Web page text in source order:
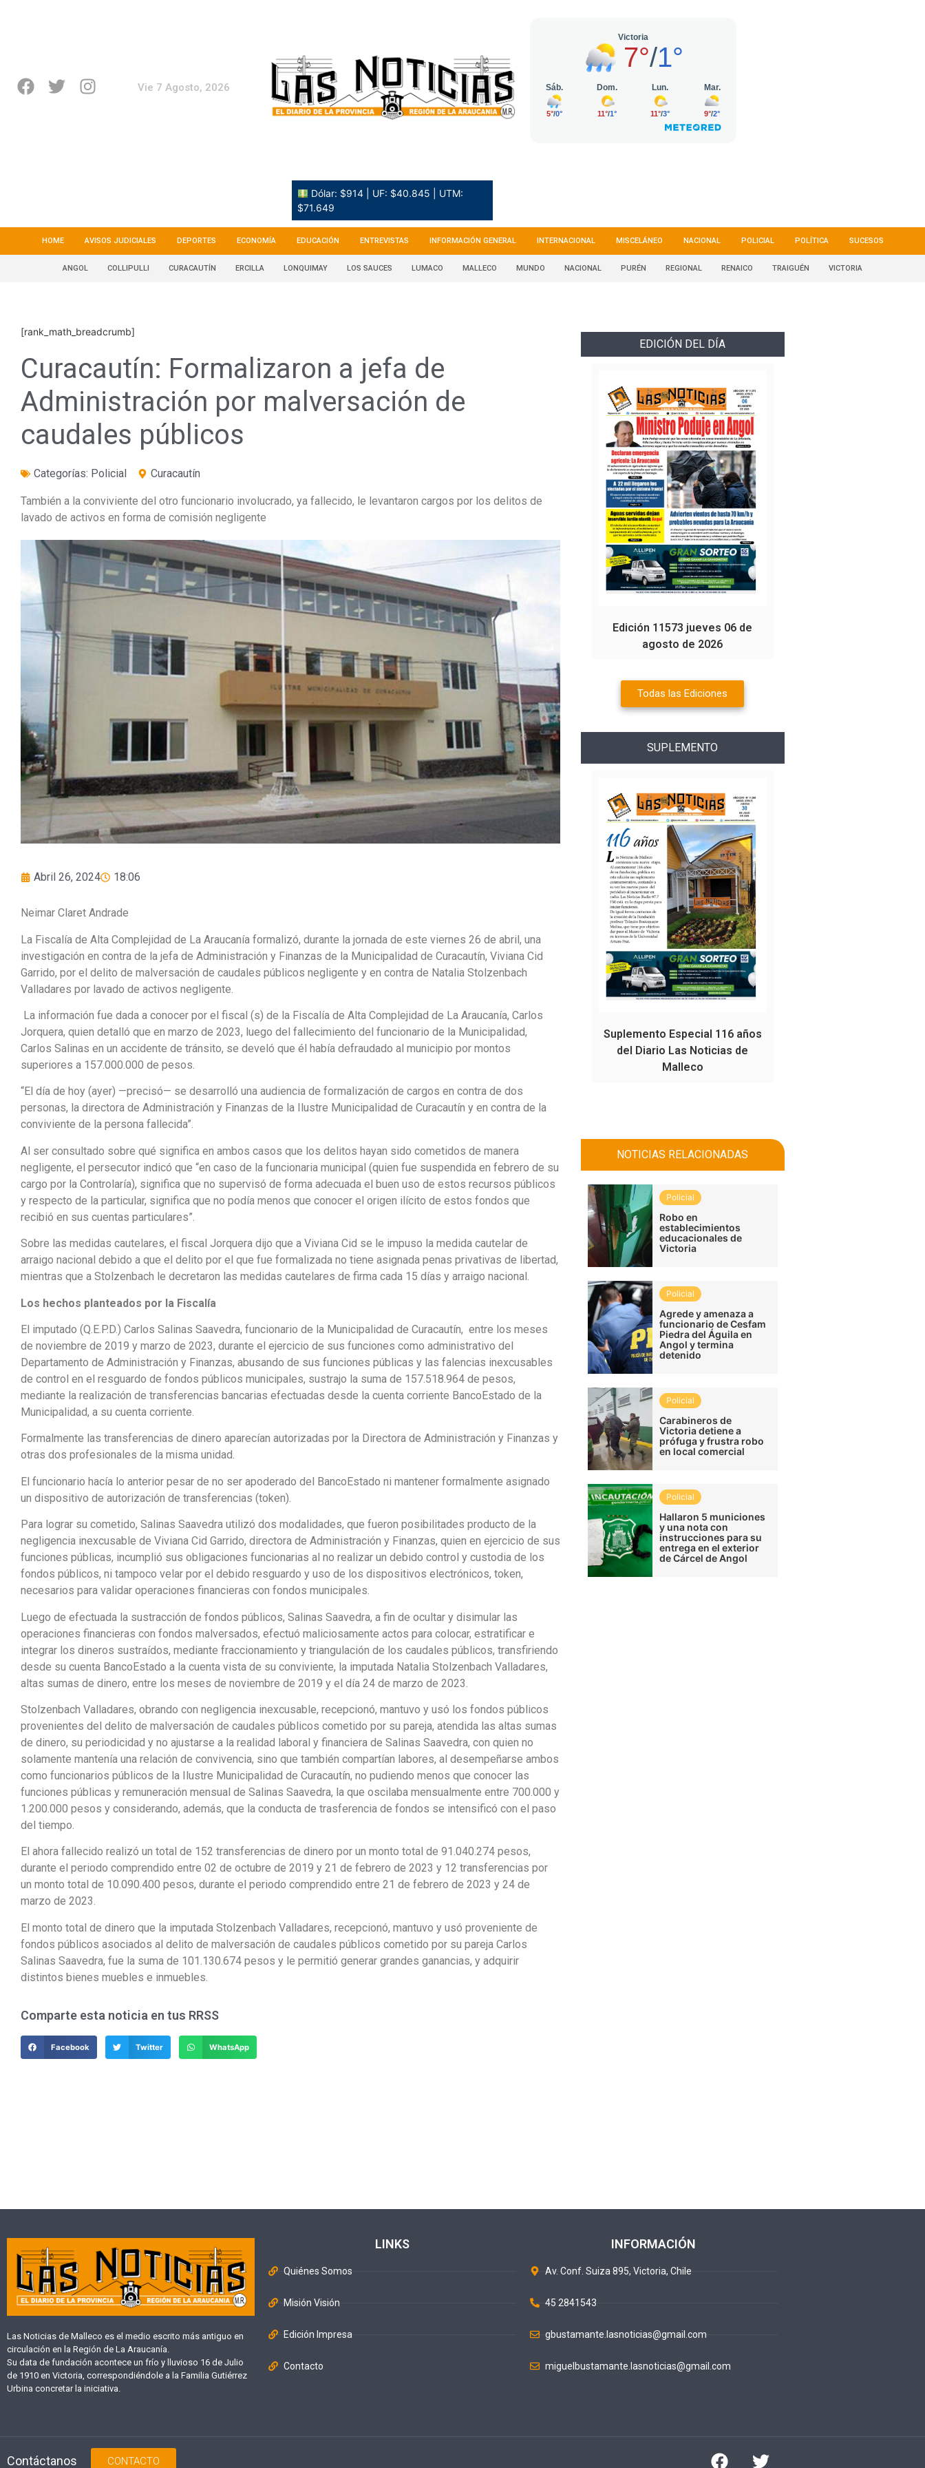
Vie 7 Agosto, 2026
Dólar: $914 | UF: $40.845 | UTM:
$71.649
HOME AVISOS JUDICIALES DEPORTES ECONOMÍA EDUCACIÓN ENTREVISTAS INFORMACIÓN GENERAL INTERNACIONAL MISCELÁNEO NACIONAL POLICIAL POLÍTICA SUCESOS
ANGOL COLLIPULLI CURACAUTÍN ERCILLA LONQUIMAY LOS SAUCES LUMACO MALLECO MUNDO NACIONAL PURÉN REGIONAL RENAICO TRAIGUÉN VICTORIA
[rank_math_breadcrumb]
Curacautín: Formalizaron a jefa de
Administración por malversación de
caudales públicos
Categorías: Policial Curacautín
También a la conviviente del otro funcionario involucrado, ya fallecido, le levantaron cargos por los delitos de
lavado de activos en forma de comisión negligente
Abril 26, 2024 18:06
Neimar Claret Andrade
La Fiscalía de Alta Complejidad de La Araucanía formalizó, durante la jornada de este viernes 26 de abril, una
investigación en contra de la jefa de Administración y Finanzas de la Municipalidad de Curacautín, Viviana Cid
Garrido, por el delito de malversación de caudales públicos negligente y en contra de Natalia Stolzenbach
Valladares por lavado de activos negligente.
La información fue dada a conocer por el fiscal (s) de la Fiscalía de Alta Complejidad de La Araucanía, Carlos
Jorquera, quien detalló que en marzo de 2023, luego del fallecimiento del funcionario de la Municipalidad,
Carlos Salinas en un accidente de tránsito, se develó que él había defraudado al municipio por montos
superiores a 157.000.000 de pesos.
“El día de hoy (ayer) —precisó— se desarrolló una audiencia de formalización de cargos en contra de dos
personas, la directora de Administración y Finanzas de la Ilustre Municipalidad de Curacautín y en contra de la
conviviente de la persona fallecida”.
Al ser consultado sobre qué significa en ambos casos que los delitos hayan sido cometidos de manera
negligente, el persecutor indicó que “en caso de la funcionaria municipal (quien fue suspendida en febrero de su
cargo por la Controlaría), significa que no supervisó de forma adecuada el buen uso de estos recursos públicos
y respecto de la particular, significa que no podía menos que conocer el origen ilícito de estos fondos que
recibió en sus cuentas particulares”.
Sobre las medidas cautelares, el fiscal Jorquera dijo que a Viviana Cid se le impuso la medida cautelar de
arraigo nacional debido a que el delito por el que fue formalizada no tiene asignada penas privativas de libertad,
mientras que a Stolzenbach le decretaron las medidas cautelares de firma cada 15 días y arraigo nacional.
Los hechos planteados por la Fiscalía
El imputado (Q.E.P.D.) Carlos Salinas Saavedra, funcionario de la Municipalidad de Curacautín, entre los meses
de noviembre de 2019 y marzo de 2023, durante el ejercicio de sus funciones como administrativo del
Departamento de Administración y Finanzas, abusando de sus funciones públicas y las falencias inexcusables
de control en el resguardo de fondos públicos municipales, sustrajo la suma de 157.518.964 de pesos,
mediante la realización de transferencias bancarias efectuadas desde la cuenta corriente BancoEstado de la
Municipalidad, a su cuenta corriente.
Formalmente las transferencias de dinero aparecían autorizadas por la Directora de Administración y Finanzas y
otras dos profesionales de la misma unidad.
El funcionario hacía lo anterior pesar de no ser apoderado del BancoEstado ni mantener formalmente asignado
un dispositivo de autorización de transferencias (token).
Para lograr su cometido, Salinas Saavedra utilizó dos modalidades, que fueron posibilitades producto de la
negligencia inexcusable de Viviana Cid Garrido, directora de Administración y Finanzas, quien en ejercicio de sus
funciones públicas, incumplió sus obligaciones funcionarias al no realizar un debido control y custodia de los
fondos públicos, ni tampoco velar por el debido resguardo y uso de los dispositivos electrónicos, token,
necesarios para validar operaciones financieras con fondos municipales.
Luego de efectuada la sustracción de fondos públicos, Salinas Saavedra, a fin de ocultar y disimular las
operaciones financieras con fondos malversados, efectuó maliciosamente actos para colocar, estratificar e
integrar los dineros sustraídos, mediante fraccionamiento y triangulación de los caudales públicos, transfiriendo
desde su cuenta BancoEstado a la cuenta vista de su conviviente, la imputada Natalia Stolzenbach Valladares,
altas sumas de dinero, entre los meses de noviembre de 2019 y el día 24 de marzo de 2023.
Stolzenbach Valladares, obrando con negligencia inexcusable, recepcionó, mantuvo y usó los fondos públicos
provenientes del delito de malversación de caudales públicos cometido por su pareja, atendida las altas sumas
de dinero, su periodicidad y no ajustarse a la realidad laboral y financiera de Salinas Saavedra, con quien no
solamente mantenía una relación de convivencia, sino que también compartían labores, al desempeñarse ambos
como funcionarios públicos de la Ilustre Municipalidad de Curacautín, no pudiendo menos que conocer las
funciones públicas y remuneración mensual de Salinas Saavedra, la que oscilaba mensualmente entre 700.000 y
1.200.000 pesos y considerando, además, que la conducta de trasferencia de fondos se intensificó con el paso
del tiempo.
El ahora fallecido realizó un total de 152 transferencias de dinero por un monto total de 91.040.274 pesos,
durante el periodo comprendido entre 02 de octubre de 2019 y 21 de febrero de 2023 y 12 transferencias por
un monto total de 10.090.400 pesos, durante el periodo comprendido entre 21 de febrero de 2023 y 24 de
marzo de 2023.
El monto total de dinero que la imputada Stolzenbach Valladares, recepcionó, mantuvo y usó proveniente de
fondos públicos asociados al delito de malversación de caudales públicos cometido por su pareja Carlos
Salinas Saavedra, fue la suma de 101.130.674 pesos y le permitió generar grandes ganancias, y adquirir
distintos bienes muebles e inmuebles.
Comparte esta noticia en tus RRSS
Facebook Twitter WhatsApp
EDICIÓN DEL DÍA
Edición 11573 jueves 06 de
agosto de 2026
Todas las Ediciones
SUPLEMENTO
Suplemento Especial 116 años
del Diario Las Noticias de
Malleco
NOTICIAS RELACIONADAS
Policial
Robo en
establecimientos
educacionales de
Victoria
Policial
Agrede y amenaza a
funcionario de Cesfam
Piedra del Águila en
Angol y termina
detenido
Policial
Carabineros de
Victoria detiene a
prófuga y frustra robo
en local comercial
Policial
Hallaron 5 municiones
y una nota con
instrucciones para su
entrega en el exterior
de Cárcel de Angol
Las Noticias de Malleco es el medio escrito más antiguo en
circulación en la Región de La Araucanía.
Su data de fundación acontece un frío y lluvioso 16 de Julio
de 1910 en Victoria, correspondiéndole a la Familia Gutiérrez
Urbina concretar la iniciativa.
LINKS
Quiénes Somos
Misión Visión
Edición Impresa
Contacto
INFORMACIÓN
Av. Conf. Suiza 895, Victoria, Chile
45 2841543
gbustamante.lasnoticias@gmail.com
miguelbustamante.lasnoticias@gmail.com
Contáctanos CONTACTO